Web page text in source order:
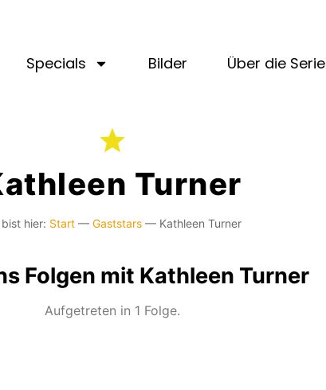
Specials Bilder Über die Serie
Turner
bist hier: Start— Gaststars— Kathleen Turner
Folgen mit Kathleen Turner
Aufgetreten in 1 Folge.